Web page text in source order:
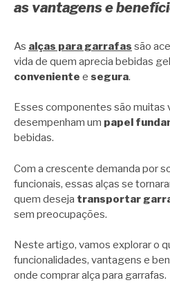
as vantagens e
As alças para garrafas são
vida de quem aprecia bebidas
conveniente e segura.
Esses componentes são muitas
desempenham um papel
bebidas.
Com a crescente demanda por
funcionais, essas alças se
quem deseja transportar
sem preocupações.
Neste artigo, vamos explorar o
funcionalidades, vantagens e
onde comprar alça para garrafas.